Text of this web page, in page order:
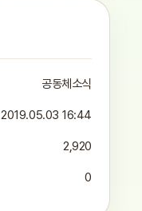
공동체소식
2019.05.03 16:44
2,920
0